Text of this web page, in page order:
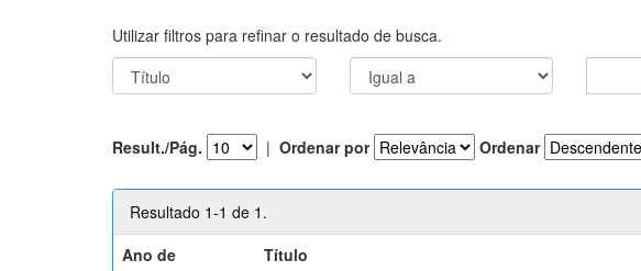
Utilizar filtros para refinar o resultado de busca.
Result./Pág. | Ordenar por Ordenar
Resultado 1-1 de 1.
Ano de
Título